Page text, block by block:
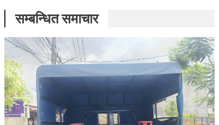
सम्बन्धित समाचार